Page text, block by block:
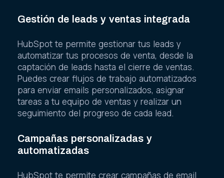
Gestión de leads y ventas integrada
HubSpot te permite gestionar tus leads y
automatizar tus procesos de venta, desde la
captación de leads hasta el cierre de ventas.
Puedes crear flujos de trabajo automatizados
para enviar emails personalizados, asignar
tareas a tu equipo de ventas y realizar un
seguimiento del progreso de cada lead.
Campañas personalizadas y
automatizadas
HubSpot te permite crear campañas de email